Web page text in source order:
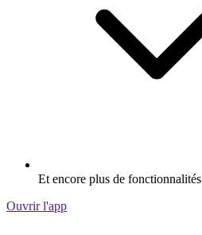
Et encore plus de fonctionnalités
Ouvrir l'app